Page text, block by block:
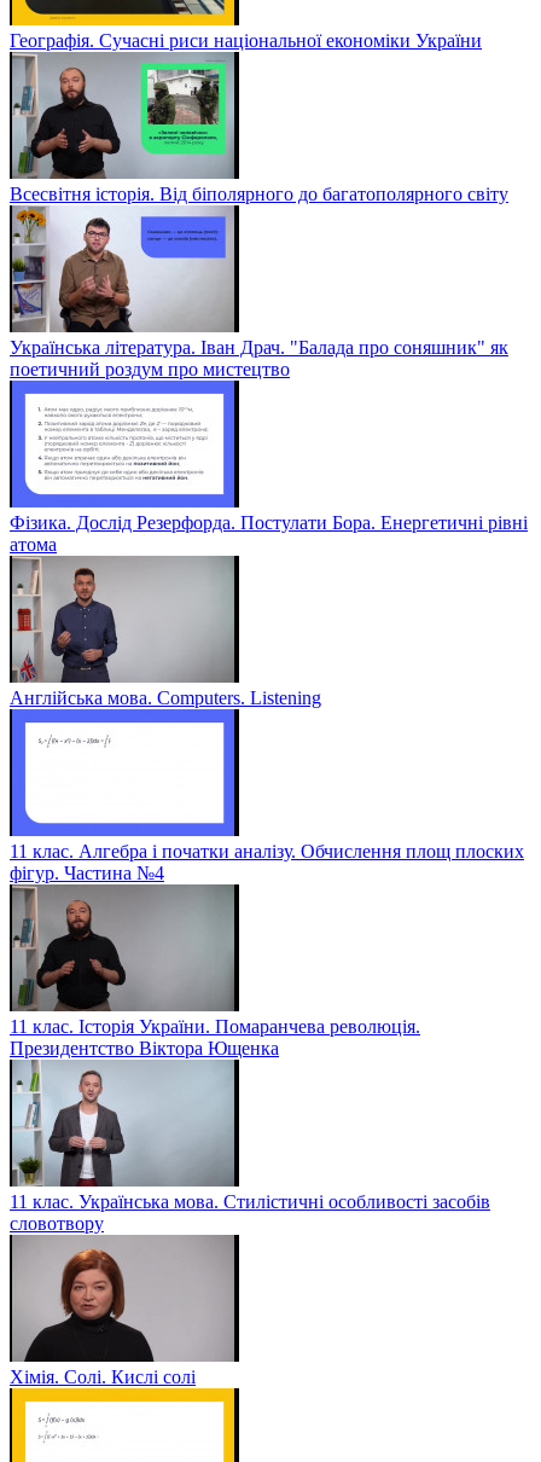
Географія. Сучасні риси національної економіки України
Всесвітня історія. Від біполярного до багатополярного світу
Українська література. Іван Драч. "Балада про соняшник" як
поетичний роздум про мистецтво
Фізика. Дослід Резерфорда. Постулати Бора. Енергетичні рівні
атома
Англійська мова. Computers. Listening
11 клас. Алгебра і початки аналізу. Обчислення площ плоских
фігур. Частина №4
11 клас. Історія України. Помаранчева революція.
Президентство Віктора Ющенка
11 клас. Українська мова. Стилістичні особливості засобів
словотвору
Хімія. Солі. Кислі солі